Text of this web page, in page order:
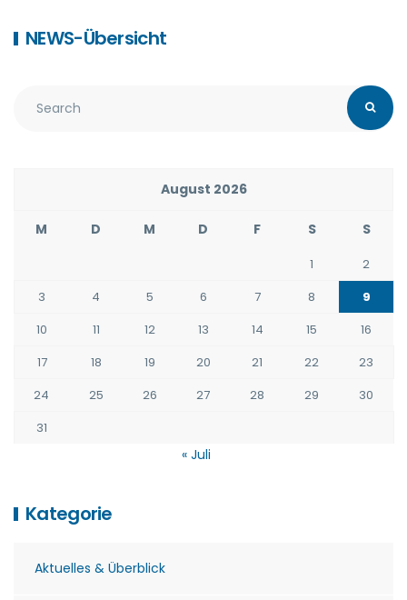
NEWS-Übersicht
August 2026
M D M D F S S
1
2
3
4 5 6 7 8
9
10
11 12 13 14 15
16
17
18 19 20 21 22
23
24
25 26 27 28 29
30
31
« Juli
Kategorie
Aktuelles & Überblick